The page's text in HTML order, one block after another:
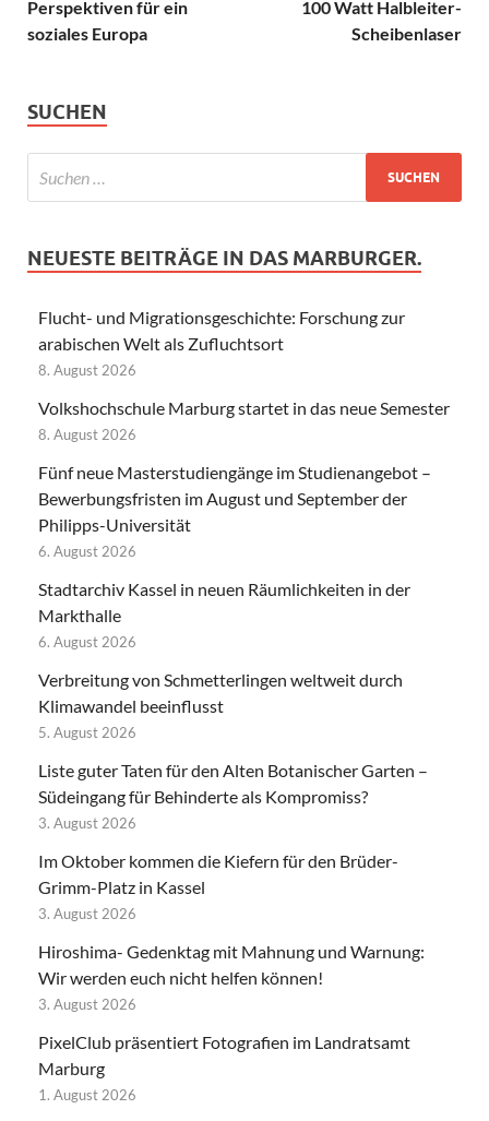
Perspektiven für ein
soziales Europa
100 Watt Halbleiter-
Scheibenlaser
SUCHEN
NEUESTE BEITRÄGE IN DAS MARBURGER.
Flucht- und Migrationsgeschichte: Forschung zur
arabischen Welt als Zufluchtsort
8. August 2026
Volkshochschule Marburg startet in das neue Semester
8. August 2026
Fünf neue Masterstudiengänge im Studienangebot –
Bewerbungsfristen im August und September der
Philipps-Universität
6. August 2026
Stadtarchiv Kassel in neuen Räumlichkeiten in der
Markthalle
6. August 2026
Verbreitung von Schmetterlingen weltweit durch
Klimawandel beeinflusst
5. August 2026
Liste guter Taten für den Alten Botanischer Garten –
Südeingang für Behinderte als Kompromiss?
3. August 2026
Im Oktober kommen die Kiefern für den Brüder-
Grimm-Platz in Kassel
3. August 2026
Hiroshima- Gedenktag mit Mahnung und Warnung:
Wir werden euch nicht helfen können!
3. August 2026
PixelClub präsentiert Fotografien im Landratsamt
Marburg
1. August 2026